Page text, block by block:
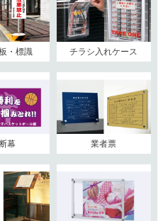
・標識 チラシ入れケース
幕 業者票